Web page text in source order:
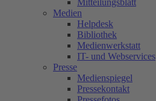
Mitteilungsblatt
Medien
Helpdesk
Bibliothek
Medienwerkstatt
IT- und Webservices
Presse
Medienspiegel
Pressekontakt